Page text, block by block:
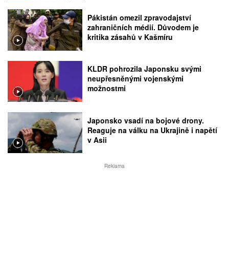
Pákistán omezil zpravodajství
zahraničních médií. Důvodem je
kritika zásahů v Kašmíru
KLDR pohrozila Japonsku svými
neupřesněnými vojenskými
možnostmi
Japonsko vsadí na bojové drony.
Reaguje na válku na Ukrajině i napětí
v Asii
Reklama